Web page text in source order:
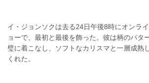
イ・ジョンソクは去る24日午後8時にオンラ
ョーで、最初と最後を飾った。彼は柄のパタ
璧に着こなし、ソフトなカリスマと一層成熟
くれた。